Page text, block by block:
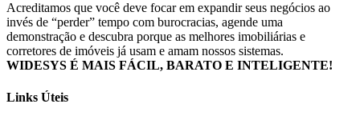
Acreditamos que você deve focar em expandir seus negócios ao
invés de “perder” tempo com burocracias, agende uma
demonstração e descubra porque as melhores imobiliárias e
corretores de imóveis já usam e amam nossos sistemas.
WIDESYS É MAIS FÁCIL, BARATO E INTELIGENTE!
Links Úteis